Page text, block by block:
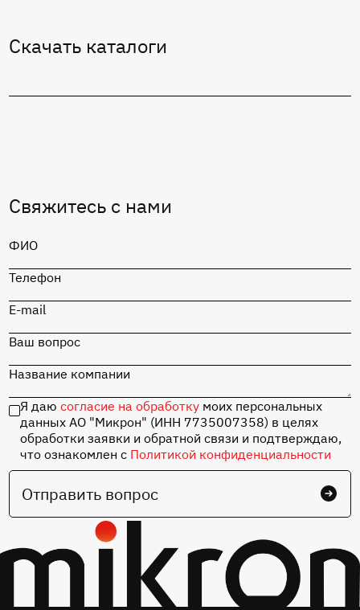
Cкачать каталоги
Свяжитесь с нами
ФИО
Телефон
E-mail
Ваш вопрос
Название компании
Я даюсогласие на обработку моих персональных
данных АО "Микрон" (ИНН 7735007358) в целях
обработки заявки и обратной связи и подтверждаю,
что ознакомлен с Политикой конфиденциальности
Отправить вопрос